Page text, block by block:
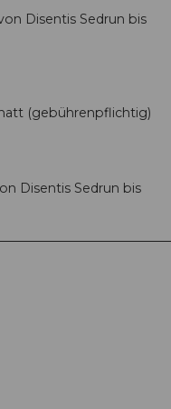
Disentis Sedrun bis
(gebührenpflichtig)
Disentis Sedrun bis